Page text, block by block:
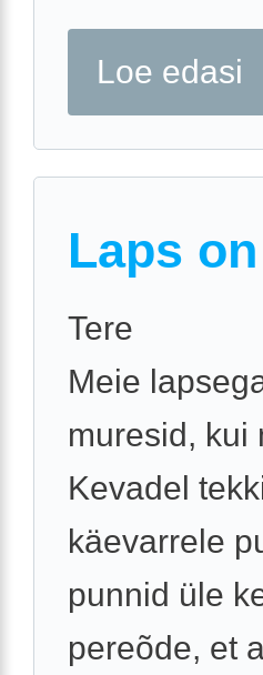
Loe edasi
Laps
Tere
Meie
muresid, kui
Kevadel
käevarrele
punnid üle
pereõde, et